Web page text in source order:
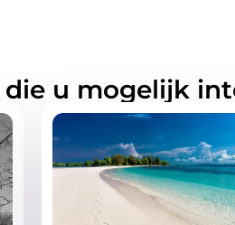
die u mogelijk